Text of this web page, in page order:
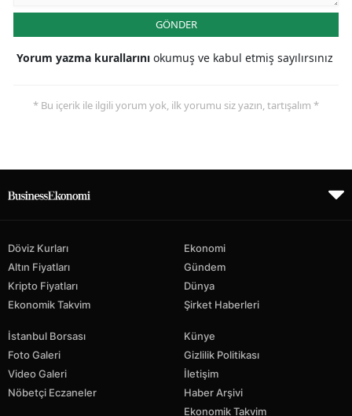
GÖNDER
Yorum yazma kurallarını okumuş ve kabul etmiş sayılırsınız
* Bu içerik ile ilgili yorum yok, ilk yorumu siz yazın, tartışalım *
Döviz Kurları
Altın Fiyatları
Kripto Fiyatları
Ekonomik Takvim
Ekonomi
Gündem
Dünya
Şirket Haberleri
İstanbul Borsası
Foto Galeri
Video Galeri
Nöbetçi Eczaneler
Künye
Gizlilik Politikası
İletişim
Haber Arşivi
Ekonomik Takvim